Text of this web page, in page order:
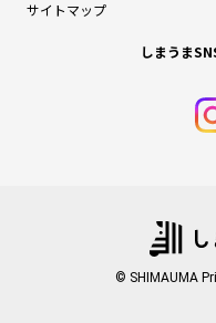
サイトマップ
しまうま
© SHIMAUMA